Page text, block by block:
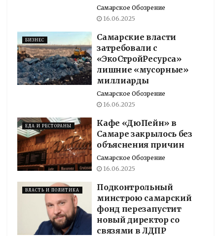
Самарское Обозрение
16.06.2025
БИЗНЕС
Самарские власти
затребовали с
«ЭкоСтройРесурса»
лишние «мусорные»
миллиарды
Самарское Обозрение
16.06.2025
ЕДА И РЕСТОРАНЫ
Кафе «ДюПейн» в
Самаре закрылось без
объяснения причин
Самарское Обозрение
16.06.2025
ВЛАСТЬ И ПОЛИТИКА
Подконтрольный
минстрою самарский
фонд перезапустит
новый директор со
связями в ЛДПР